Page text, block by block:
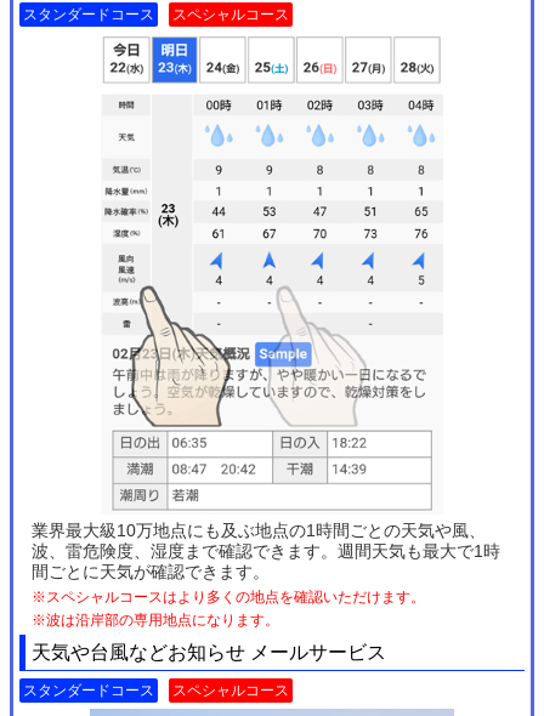
スタンダードコース スペシャルコース
業界最大級10万地点にも及ぶ地点の1時間ごとの天気や風、
波、雷危険度、湿度まで確認できます。週間天気も最大で1時
間ごとに天気が確認できます。
※スペシャルコースはより多くの地点を確認いただけます。
※波は沿岸部の専用地点になります。
天気や台風などお知らせ メールサービス
スタンダードコース スペシャルコース